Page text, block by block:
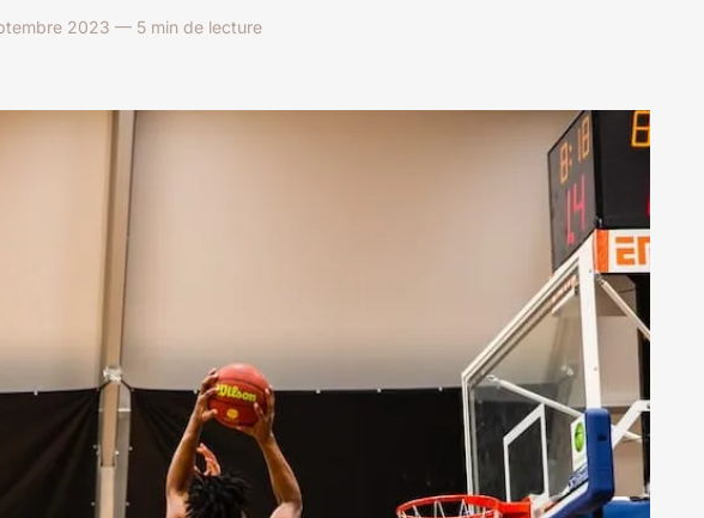
2023 — 5 min de lecture